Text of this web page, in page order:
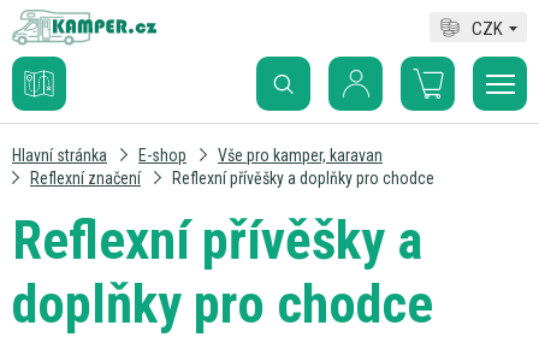
CZK
Hlavní stránka E-shop
Vše pro kamper, karavan
Reflexní značení
Reflexní přívěšky a doplňky pro chodce
Reflexní přívěšky a
doplňky pro chodce